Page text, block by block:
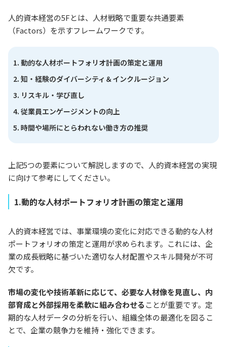
人的資本経営の5Fとは、人材戦略で重要な共通要素
（Factors）を示すフレームワークです。
動的な人材ポートフォリオ計画の策定と運用
知・経験のダイバーシティ＆インクルージョン
リスキル・学び直し
従業員エンゲージメントの向上
時間や場所にとらわれない働き方の推奨
上記5つの要素について解説しますので、人的資本経営の実現
に向けて参考にしてください。
1.動的な人材ポートフォリオ計画の策定と運用
人的資本経営では、事業環境の変化に対応できる動的な人材
ポートフォリオの策定と運用が求められます。これには、企
業の成長戦略に基づいた適切な人材配置やスキル開発が不可
欠です。
市場の変化や技術革新に応じて、必要な人材像を見直し、内
部育成と外部採用を柔軟に組み合わせることが重要です。定
期的な人材データの分析を行い、組織全体の最適化を図るこ
とで、企業の競争力を維持・強化できます。